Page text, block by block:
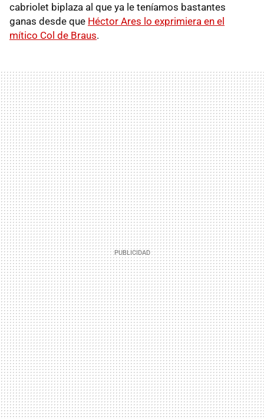
cabriolet biplaza al que ya le teníamos bastantes
ganas desde que Héctor Ares lo exprimiera en el
mítico Col de Braus.